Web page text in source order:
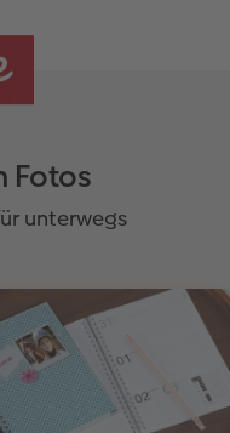
Fotos
unterwegs